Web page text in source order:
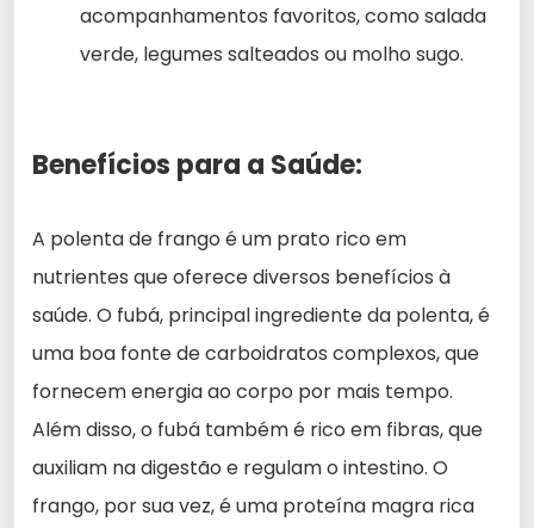
acompanhamentos favoritos, como salada
verde, legumes salteados ou molho sugo.
Benefícios para a Saúde:
A polenta de frango é um prato rico em
nutrientes que oferece diversos benefícios à
saúde. O fubá, principal ingrediente da polenta, é
uma boa fonte de carboidratos complexos, que
fornecem energia ao corpo por mais tempo.
Além disso, o fubá também é rico em fibras, que
auxiliam na digestão e regulam o intestino. O
frango, por sua vez, é uma proteína magra rica